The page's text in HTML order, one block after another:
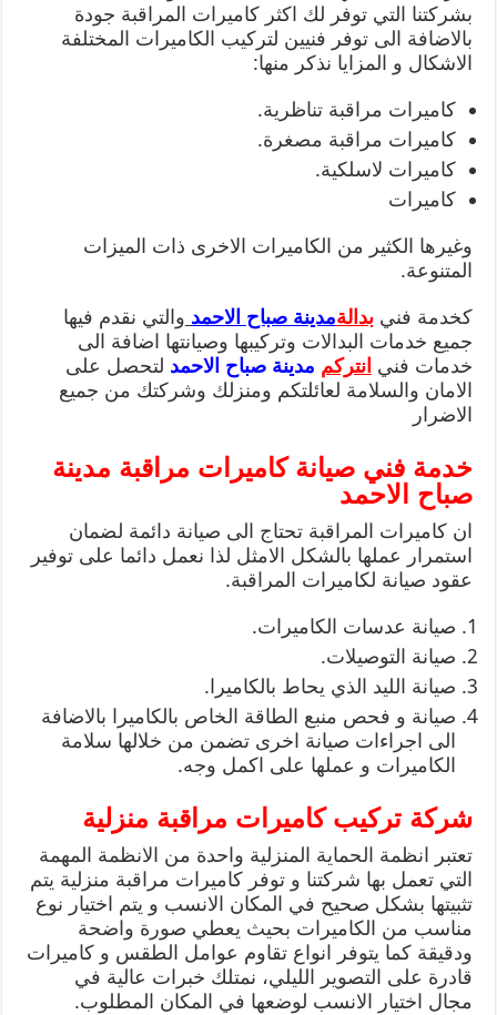
بشركتنا التي توفر لك اكثر كاميرات المراقبة جودة
بالاضافة الى توفر فنيين لتركيب الكاميرات المختلفة
الاشكال و المزايا نذكر منها:
كاميرات مراقبة تناظرية.
كاميرات مراقبة مصغرة.
كاميرات لاسلكية.
كاميرات
وغيرها الكثير من الكاميرات الاخرى ذات الميزات
المتنوعة.
كخدمة فنيبدالةمدينة صباح الاحمد والتي نقدم فيها
جميع خدمات البدالات وتركيبها وصيانتها اضافة الى
خدمات فني انتركم مدينة صباح الاحمد لتحصل على
الامان والسلامة لعائلتكم ومنزلك وشركتك من جميع
الاضرار
خدمة فني صيانة كاميرات مراقبة مدينة
صباح الاحمد
ان كاميرات المراقبة تحتاج الى صيانة دائمة لضمان
استمرار عملها بالشكل الامثل لذا نعمل دائما على توفير
عقود صيانة لكاميرات المراقبة.
صيانة عدسات الكاميرات.
صيانة التوصيلات.
صيانة الليد الذي يحاط بالكاميرا.
صيانة و فحص منبع الطاقة الخاص بالكاميرا بالاضافة
الى اجراءات صيانة اخرى تضمن من خلالها سلامة
الكاميرات و عملها على اكمل وجه.
شركة تركيب كاميرات مراقبة منزلية
تعتبر انظمة الحماية المنزلية واحدة من الانظمة المهمة
التي تعمل بها شركتنا و توفر كاميرات مراقبة منزلية يتم
تثبيتها بشكل صحيح في المكان الانسب و يتم اختيار نوع
مناسب من الكاميرات بحيث يعطي صورة واضحة
ودقيقة كما يتوفر انواع تقاوم عوامل الطقس و كاميرات
قادرة على التصوير الليلي، نمتلك خبرات عالية في
مجال اختيار الانسب لوضعها في المكان المطلوب.